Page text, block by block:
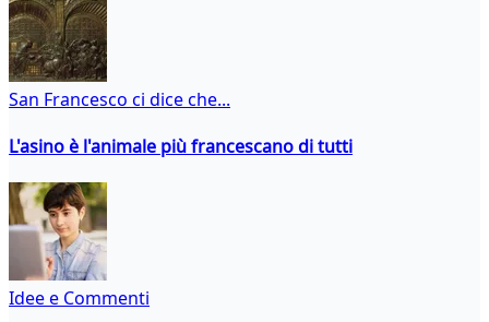
San Francesco ci dice che...
L'asino è l'animale più francescano di tutti
Idee e Commenti